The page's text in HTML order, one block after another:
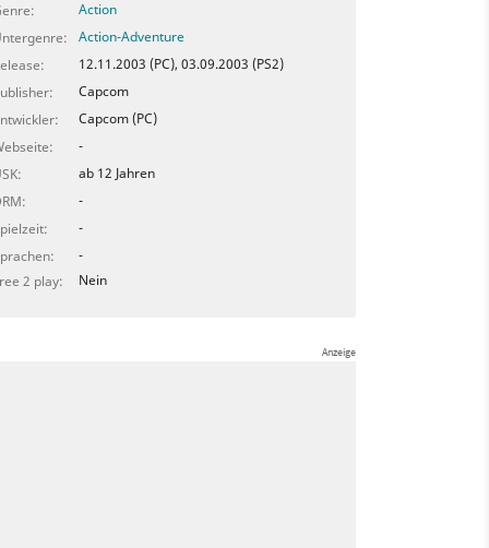
Action
Action-Adventure
12.11.2003 (PC), 03.09.2003 (PS2)
Capcom
Capcom (PC)
-
ab 12 Jahren
-
-
-
2 play:
Nein